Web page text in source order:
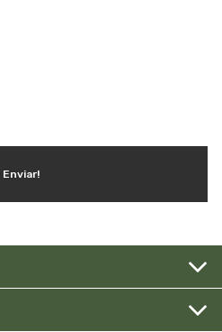
Enviar!